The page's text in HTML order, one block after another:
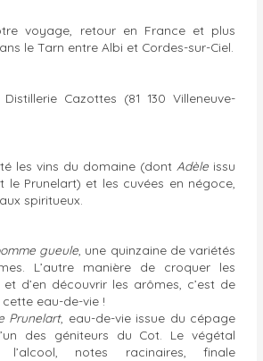
voyage, retour en France et plus
le Tarn entre Albi et Cordes-sur-Ciel.
, Distillerie Cazottes (81 130 Villeneuve-
les vins du domaine (dont Adèleissu
le Prunelart) et les cuvées en négoce,
spiritueux.
gueule, une quinzaine de variétés
L’autre manière de croquer les
d’en découvrir les arômes, c’est de
eau-de-vie !
Prunelart, eau-de-vie issue du cépage
des géniteurs du Cot. Le végétal
l’alcool, notes racinaires, finale